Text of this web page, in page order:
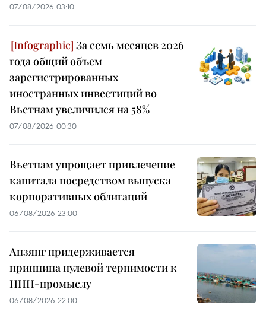
07/08/2026 03:10
За семь месяцев 2026
года общий объем
зарегистрированных
иностранных инвестиций во
Вьетнам увеличился на 58%
07/08/2026 00:30
Вьетнам упрощает привлечение
капитала посредством выпуска
корпоративных облигаций
06/08/2026 23:00
Анзянг придерживается
принципа нулевой терпимости к
ННН-промыслу
06/08/2026 22:00